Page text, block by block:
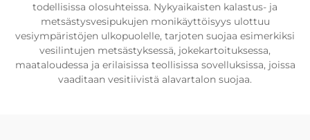
todellisissa olosuhteissa. Nykyaikaisten kalastus- ja
metsästysvesipukujen monikäyttöisyys ulottuu
vesiympäristöjen ulkopuolelle, tarjoten suojaa esimerkiksi
vesilintujen metsästyksessä, jokekartoituksessa,
maataloudessa ja erilaisissa teollisissa sovelluksissa, joissa
vaaditaan vesitiivistä alavartalon suojaa.